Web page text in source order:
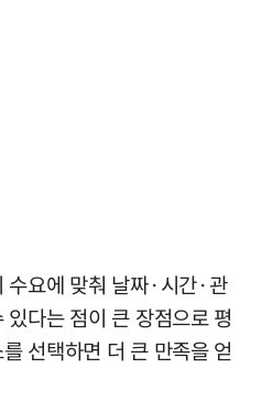
수요에 맞춰 날짜·시간·관
다는 점이 큰 장점으로 평
선택하면 더 큰 만족을 얻